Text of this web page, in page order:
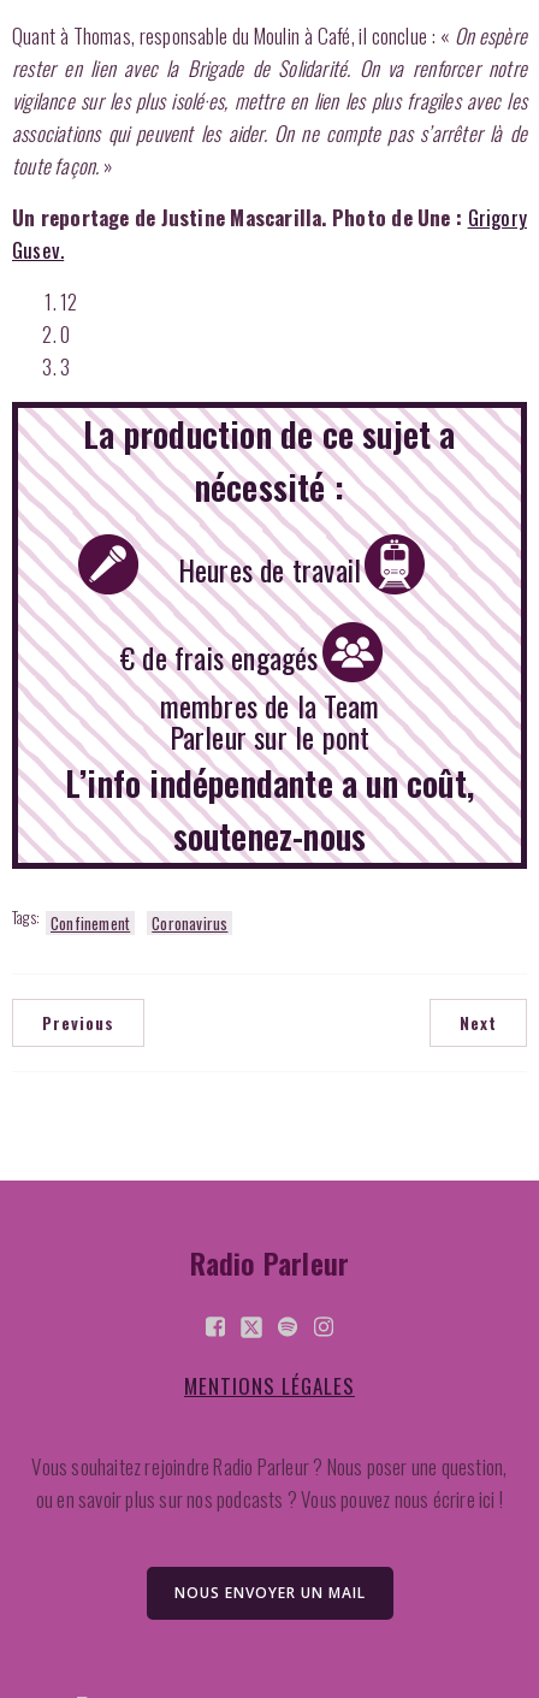
Quant à Thomas, responsable du Moulin à Café, il conclue : « On espère
rester en lien avec la Brigade de Solidarité. On va renforcer notre
vigilance sur les plus isolé·es, mettre en lien les plus fragiles avec les
associations qui peuvent les aider. On ne compte pas s’arrêter là de
toute façon. »
Un reportage de Justine Mascarilla. Photo de Une : Grigory
Gusev.
12
0
3
La production de ce sujet a
nécessité :
Heures de travail
€ de frais engagés
membres de la Team
Parleur sur le pont
L’info indépendante a un coût,
soutenez-nous
Tags: Confinement Coronavirus
Previous Next
Radio Parleur
MENTIONS LÉGALES
Vous souhaitez rejoindre Radio Parleur ? Nous poser une question,
ou en savoir plus sur nos podcasts ? Vous pouvez nous écrire ici !
NOUS ENVOYER UN MAIL